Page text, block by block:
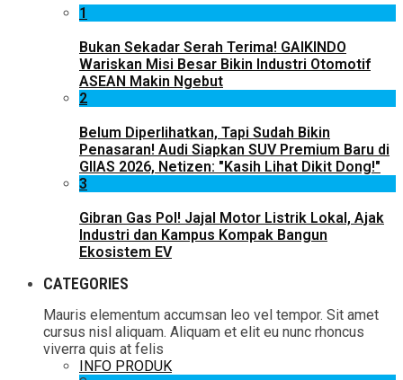
1
Bukan Sekadar Serah Terima! GAIKINDO
Wariskan Misi Besar Bikin Industri Otomotif
ASEAN Makin Ngebut
2
Belum Diperlihatkan, Tapi Sudah Bikin
Penasaran! Audi Siapkan SUV Premium Baru di
GIIAS 2026, Netizen: "Kasih Lihat Dikit Dong!"
3
Gibran Gas Pol! Jajal Motor Listrik Lokal, Ajak
Industri dan Kampus Kompak Bangun
Ekosistem EV
CATEGORIES
Mauris elementum accumsan leo vel tempor. Sit amet
cursus nisl aliquam. Aliquam et elit eu nunc rhoncus
viverra quis at felis
INFO PRODUK